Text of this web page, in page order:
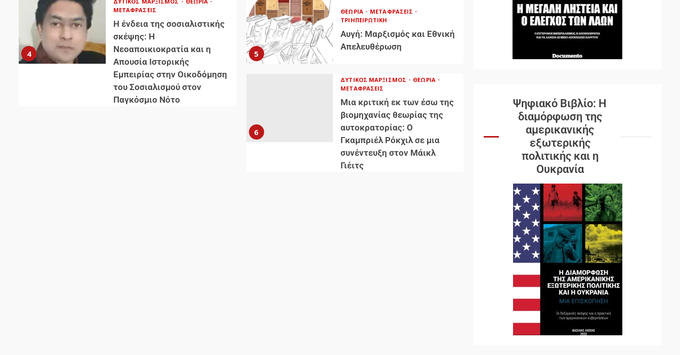
4
ΜΕΤΑΦΡΆΣΕΙΣ
Η ένδεια της σοσιαλιστικής
σκέψης: Η
Νεοαποικιοκρατία και η
Απουσία Ιστορικής
Εμπειρίας στην Οικοδόμηση
του Σοσιαλισμού στον
Παγκόσμιο Νότο
5
ΘΕΩΡΊΑ
ΜΕΤΑΦΡΆΣΕΙΣ
ΤΡΙΗΠΕΙΡΩΤΙΚΉ
Αυγή: Μαρξισμός και Εθνική
Απελευθέρωση
6
ΔΥΤΙΚΌΣ ΜΑΡΞΙΣΜΌΣ
ΘΕΩΡΊΑ
ΜΕΤΑΦΡΆΣΕΙΣ
Μια κριτική εκ των έσω της
βιομηχανίας θεωρίας της
αυτοκρατορίας: Ο
Γκαμπριέλ Ρόκχιλ σε μια
συνέντευξη στον Μάικλ
Γιέιτς
Ψηφιακό Βιβλίο: Η
διαμόρφωση της
αμερικανικής
εξωτερικής
πολιτικής και η
Ουκρανία